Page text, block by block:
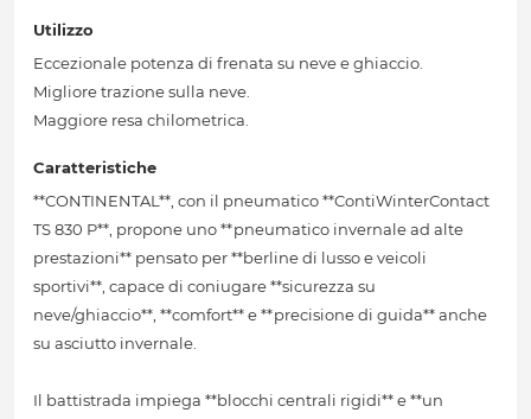
Utilizzo
Eccezionale potenza di frenata su neve e ghiaccio.
Migliore trazione sulla neve.
Maggiore resa chilometrica.
Caratteristiche
**CONTINENTAL**, con il pneumatico **ContiWinterContact
TS 830 P**, propone uno **pneumatico invernale ad alte
prestazioni** pensato per **berline di lusso e veicoli
sportivi**, capace di coniugare **sicurezza su
neve/ghiaccio**, **comfort** e **precisione di guida** anche
su asciutto invernale.
Il battistrada impiega **blocchi centrali rigidi** e **un